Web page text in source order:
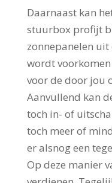
Daarnaast kan
stuurbox profijt
zonnepanelen uit
wordt
voor de door jou
Aanvullend kan
toch in- of
toch meer of
er alsnog een
Op deze manier